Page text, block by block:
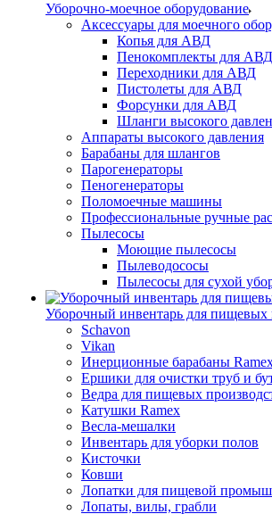
Уборочно-моечное оборудование
Аксессуары для моечного
Копья для АВД
Пенокомплекты для АВД
Переходники для АВД
Пистолеты для АВД
Форсунки для АВД
Шланги высокого
Аппараты высокого давления
Барабаны для шлангов
Парогенераторы
Пеногенераторы
Поломоечные машины
Профессиональные ручные
Пылесосы
Моющие пылесосы
Пылеводососы
Пылесосы для сухой
Уборочный инвентарь для пищевых
Schavon
Vikan
Инерционные барабаны
Ершики для очистки труб и
Ведра для пищевых
Катушки Ramex
Весла-мешалки
Инвентарь для уборки полов
Кисточки
Ковши
Лопатки для пищевой
Лопаты, вилы, грабли